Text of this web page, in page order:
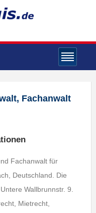
Fachanwalt
Fachanwalt für
Deutschland. Die
Wallbrunnstr. 9.
Mietrecht,